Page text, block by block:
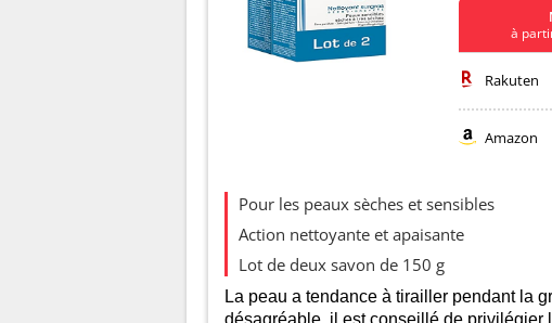
à
Rakuten
Amazon
Pour les peaux sèches et sensibles
Action nettoyante et apaisante
Lot de deux savon de 150 g
La peau a tendance à tirailler pendant la